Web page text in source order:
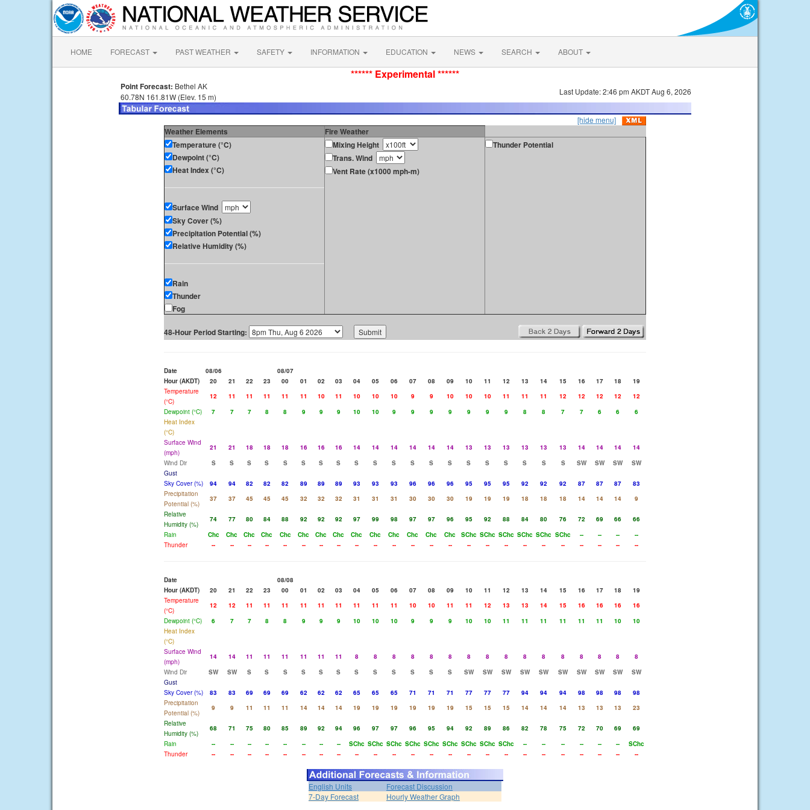
HOME FORECAST PAST WEATHER SAFETY INFORMATION EDUCATION NEWS SEARCH ABOUT
****** Experimental ******
Point Forecast: Bethel AK
60.78N 161.81W (Elev. 15 m)
Last Update: 2:46 pm AKDT Aug 6, 2026
[hide menu]
Weather Elements
Fire Weather
Temperature (°C)
Dewpoint (°C)
Heat Index (°C)
Surface Wind
Sky Cover (%)
Precipitation Potential (%)
Relative Humidity (%)
Rain
Thunder
Fog
Mixing Height
Trans. Wind
Vent Rate (x1000 mph-m)
Thunder Potential
48-Hour Period Starting:
Date 08/06
08/07
Hour (AKDT)
20 21 22 23 00 01 02 03 04 05 06 07 08 09 10 11 12 13 14 15 16 17 18
19
Temperature
(°C)
12 11 11 11 11 11 10 11 10 10 10 9 9 10 10 10 11 11 11 12 12 12 12
12
Dewpoint (°C)
7 7 7 8 8 9 9 9 10 10 9 9 9 9 9 9 9 8 8 7 7 6 6
6
Heat Index
(°C)
Surface Wind
(mph)
21 21 18 18 18 16 16 16 14 14 14 14 14 14 13 13 13 13 13 13 14 14 14
14
Wind Dir
S S S S S S S S S S S S S S S S S S S S SW SW SW
SW
Gust
Sky Cover (%)
94 94 82 82 82 89 89 89 93 93 93 96 96 96 95 95 95 92 92 92 87 87 87
83
Precipitation
Potential (%)
37 37 45 45 45 32 32 32 31 31 31 30 30 30 19 19 19 18 18 18 14 14 14
9
Relative
Humidity (%)
74 77 80 84 88 92 92 92 97 99 98 97 97 96 95 92 88 84 80 76 72 69 66
66
Rain
Chc Chc Chc Chc Chc Chc Chc Chc Chc Chc Chc Chc Chc Chc SChc SChc SChc SChc SChc SChc -- -- --
--
Thunder
-- -- -- -- -- -- -- -- -- -- -- -- -- -- -- -- -- -- -- -- -- -- -- --
Date
08/08
Hour (AKDT)
20 21 22 23 00 01 02 03 04 05 06 07 08 09 10 11 12 13 14 15 16 17 18
19
Temperature
(°C)
12 12 11 11 11 11 11 11 11 11 11 10 10 11 11 12 13 13 14 15 16 16 16
16
Dewpoint (°C)
6 7 7 8 8 9 9 9 10 10 10 9 9 9 10 10 11 11 11 11 11 11 10
10
Heat Index
(°C)
Surface Wind
(mph)
14 14 11 11 11 11 11 11 8 8 8 8 8 8 8 8 8 8 8 8 8 8 8
8
Wind Dir
SW SW S S S S S S S S S S S S SW SW SW SW SW SW SW SW SW
SW
Gust
Sky Cover (%)
83 83 69 69 69 62 62 62 65 65 65 71 71 71 77 77 77 94 94 94 98 98 98
98
Precipitation
Potential (%)
9 9 11 11 11 14 14 14 19 19 19 19 19 19 15 15 15 14 14 14 13 13 13
23
Relative
Humidity (%)
68 71 75 80 85 89 92 94 96 97 97 96 95 94 92 89 86 82 78 75 72 70 69
69
Rain
-- -- -- -- -- -- -- -- SChc SChc SChc SChc SChc SChc SChc SChc SChc -- -- -- -- -- --
SChc
Thunder
-- -- -- -- -- -- -- -- -- -- -- -- -- -- -- -- -- -- -- -- -- -- -- --
English Units
Forecast Discussion
7-Day Forecast
Hourly Weather Graph